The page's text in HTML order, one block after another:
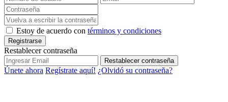
Estoy de acuerdo con términos y condiciones
Registrarse
Restablecer contraseña
Restablecer contraseña
Únete ahora Regístrate aquí! ¿Olvidó su contraseña?